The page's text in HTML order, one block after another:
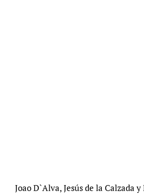
Joao D`Alva, Jesús de la Calzada